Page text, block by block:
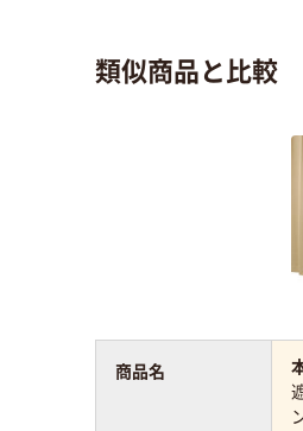
類似商品と比較
商品名